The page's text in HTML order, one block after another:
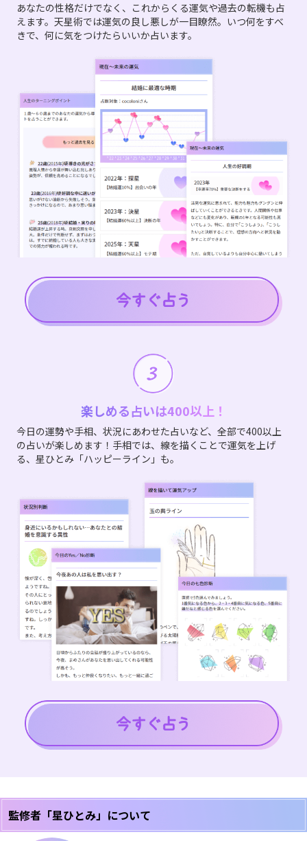
あなたの性格だけでなく、これからくる運気や過去の転機も占
えます。天星術では運気の良し悪しが一目瞭然。いつ何をすべ
きで、何に気をつけたらいいか占います。
楽しめる占いは400以上！
今日の運勢や手相、状況にあわせた占いなど、全部で400以上
の占いが楽しめます！手相では、線を描くことで運気を上げ
る、星ひとみ「ハッピーライン」も。
監修者「星ひとみ」について